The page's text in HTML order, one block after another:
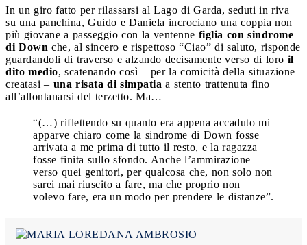
In un giro fatto per rilassarsi al Lago di Garda, seduti in riva
su una panchina, Guido e Daniela incrociano una coppia non
più giovane a passeggio con la ventenne figlia con sindrome
di Down che, al sincero e rispettoso “Ciao” di saluto, risponde
guardandoli di traverso e alzando decisamente verso di loro il
dito medio, scatenando così – per la comicità della situazione
creatasi – una risata di simpatia a stento trattenuta fino
all’allontanarsi del terzetto. Ma…
“(…) riflettendo su quanto era appena accaduto mi
apparve chiaro come la sindrome di Down fosse
arrivata a me prima di tutto il resto, e la ragazza
fosse finita sullo sfondo. Anche l’ammirazione
verso quei genitori, per qualcosa che, non solo non
sarei mai riuscito a fare, ma che proprio non
volevo fare, era un modo per prendere le distanze”.